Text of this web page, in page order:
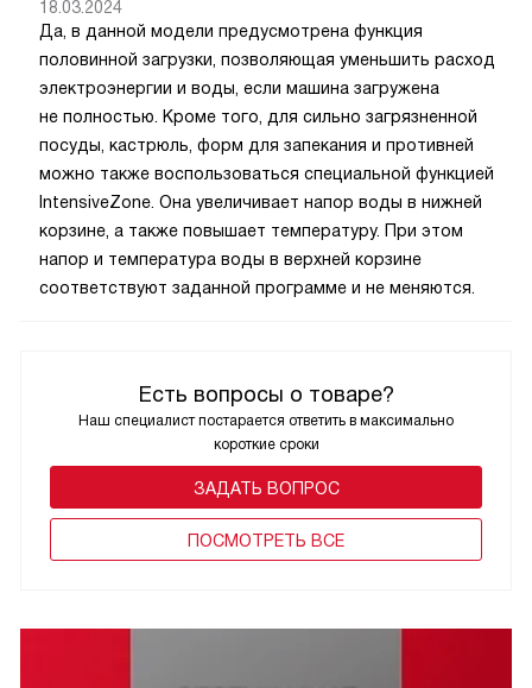
Есть вопросы о товаре?
Наш специалист постарается ответить в максимально
короткие сроки
ЗАДАТЬ ВОПРОС
ПОCМОТРЕТЬ ВСЕ
18.03.2024
Да, в данной модели предусмотрена функция
половинной загрузки, позволяющая уменьшить расход
электроэнергии и воды, если машина загружена
не полностью. Кроме того, для сильно загрязненной
посуды, кастрюль, форм для запекания и противней
можно также воспользоваться специальной функцией
IntensiveZone. Она увеличивает напор воды в нижней
корзине, а также повышает температуру. При этом
напор и температура воды в верхней корзине
соответствуют заданной программе и не меняются.